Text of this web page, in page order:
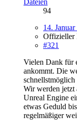
94
14.
Offizieller
#321
Vielen Dank für
ankommt. Die
schnellstmöglich
Wir werden jetzt
Unreal Engine
etwas Geduld
regelmäßiger